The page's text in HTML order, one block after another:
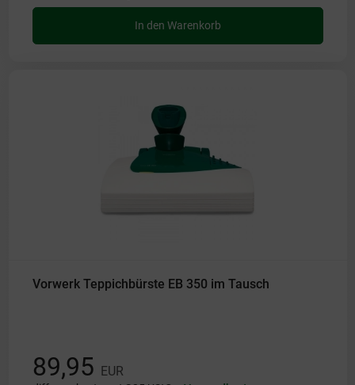
In den Warenkorb
Vorwerk Teppichbürste EB 350 im Tausch
89,95 EUR